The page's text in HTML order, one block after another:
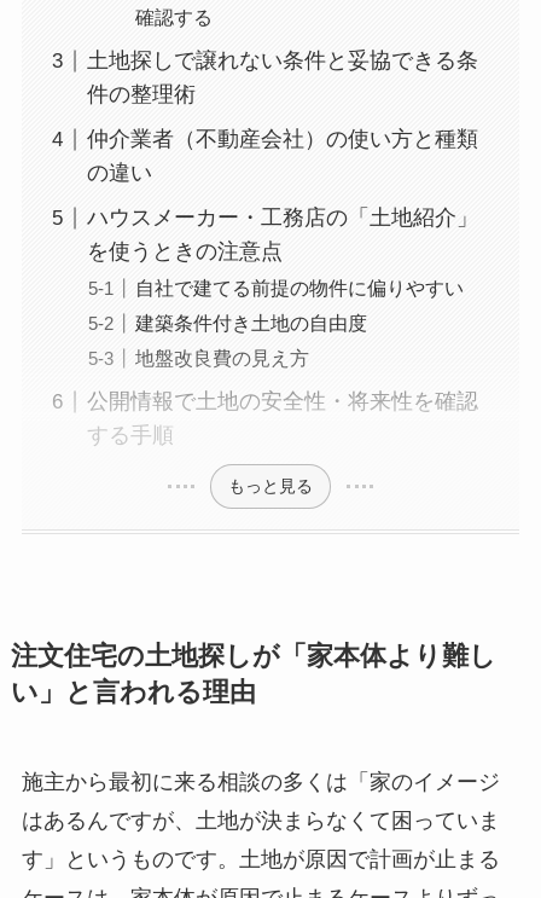
確認する
土地探しで譲れない条件と妥協できる条
件の整理術
仲介業者（不動産会社）の使い方と種類
の違い
ハウスメーカー・工務店の「土地紹介」
を使うときの注意点
自社で建てる前提の物件に偏りやすい
建築条件付き土地の自由度
地盤改良費の見え方
公開情報で土地の安全性・将来性を確認
する手順
もっと見る
注文住宅の土地探しが「家本体より難し
い」と言われる理由
施主から最初に来る相談の多くは「家のイメージ
はあるんですが、土地が決まらなくて困っていま
す」というものです。土地が原因で計画が止まる